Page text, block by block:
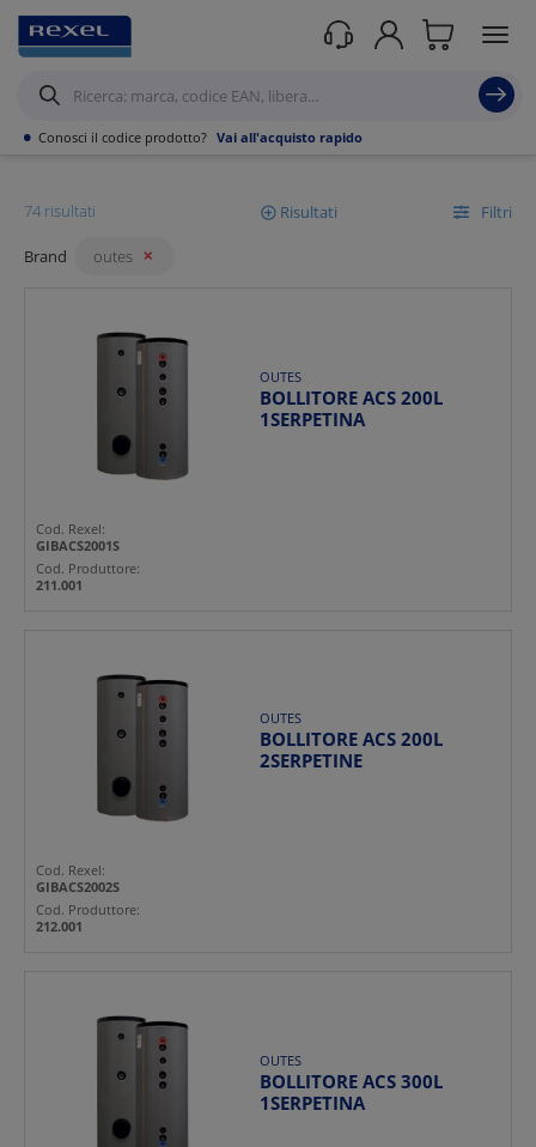
• Conosci il codice prodotto? Vai all'acquisto rapido
Rexel/ Prodotti /
OUTES
HVAC
74 risultati Risultati Filtri
Brand outes
OUTES
BOLLITORE ACS 200L
1SERPETINA
Cod. Rexel:
GIBACS2001S
Cod. Produttore:
211.001
OUTES
BOLLITORE ACS 200L
2SERPETINE
Cod. Rexel:
GIBACS2002S
Cod. Produttore:
212.001
OUTES
BOLLITORE ACS 300L
1SERPETINA